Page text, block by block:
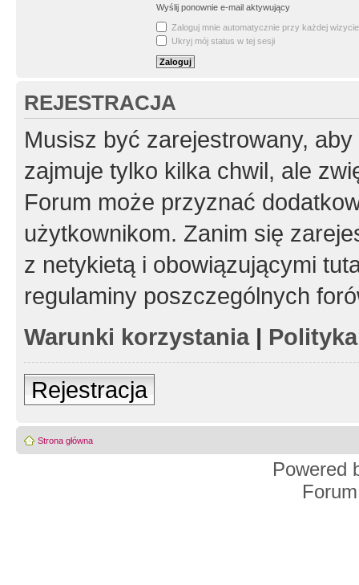
Wyślij ponownie e-mail aktywujący
Zaloguj mnie automatycznie przy każdej wizycie
Ukryj mój status w tej sesji
REJESTRACJA
Musisz być zarejestrowany,
zajmuje tylko kilka chwil, ale
Forum może przyznać
użytkownikom. Zanim się
z netykietą i obowiązującymi
regulaminy poszczególnych
Warunki korzystania|
Rejestracja
Strona główna
Powered